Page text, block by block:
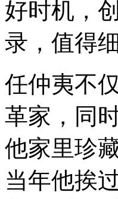
好时机，
录，值得
任仲夷不
革家，同
他家里珍
当年他挨